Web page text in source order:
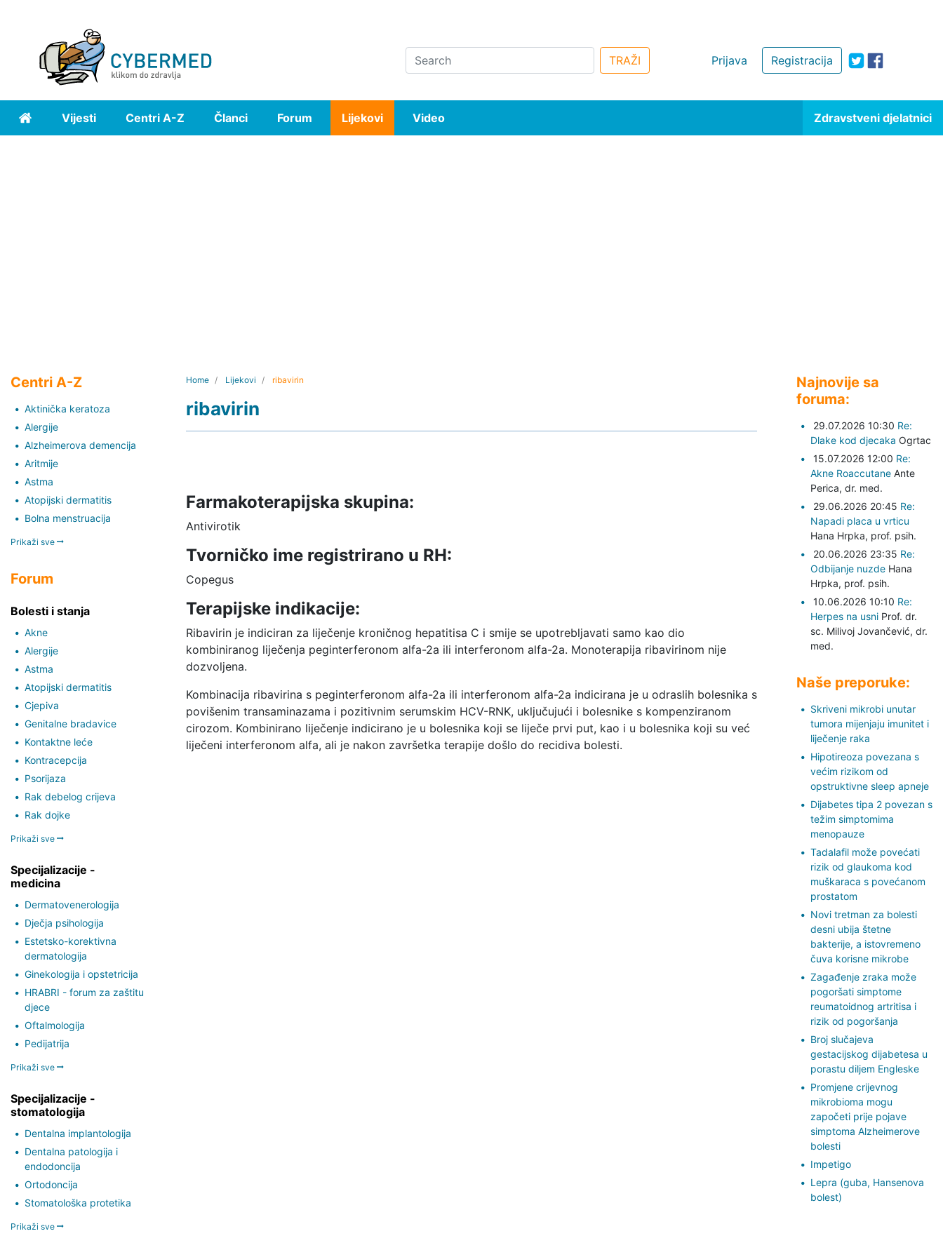
Registracija
Prijava
Search TRAŽI
Home Vijesti Centri A-Z Članci Forum Lijekovi Video Zdravstveni djelatnici
Centri A-Z
Aktinička keratoza
Alergije
Alzheimerova demencija
Aritmije
Astma
Atopijski dermatitis
Bolna menstruacija
Prikaži sve
Forum
Bolesti i stanja
Akne
Alergije
Astma
Atopijski dermatitis
Cjepiva
Genitalne bradavice
Kontaktne leće
Kontracepcija
Psorijaza
Rak debelog crijeva
Rak dojke
Prikaži sve
Specijalizacije -
medicina
Dermatovenerologija
Dječja psihologija
Estetsko-korektivna
dermatologija
Ginekologija i opstetricija
HRABRI - forum za zaštitu
djece
Oftalmologija
Pedijatrija
Prikaži sve
Specijalizacije -
stomatologija
Dentalna implantologija
Dentalna patologija i
endodoncija
Ortodoncija
Stomatološka protetika
Prikaži sve
Home Lijekovi ribavirin
ribavirin
Farmakoterapijska skupina:
Antivirotik
Tvorničko ime registrirano u RH:
Copegus
Terapijske indikacije:
Ribavirin je indiciran za liječenje kroničnog hepatitisa C i smije se upotrebljavati samo kao dio
kombiniranog liječenja peginterferonom alfa-2a ili interferonom alfa-2a. Monoterapija ribavirinom nije
dozvoljena.
Kombinacija ribavirina s peginterferonom alfa-2a ili interferonom alfa-2a indicirana je u odraslih bolesnika s
povišenim transaminazama i pozitivnim serumskim HCV-RNK, uključujući i bolesnike s kompenziranom
cirozom. Kombinirano liječenje indicirano je u bolesnika koji se liječe prvi put, kao i u bolesnika koji su već
liječeni interferonom alfa, ali je nakon završetka terapije došlo do recidiva bolesti.
Najnovije sa
foruma:
29.07.2026 10:30 Re:
Dlake kod djecaka Ogrtac
15.07.2026 12:00 Re:
Akne Roaccutane Ante
Perica, dr. med.
29.06.2026 20:45 Re:
Napadi placa u vrticu
Hana Hrpka, prof. psih.
20.06.2026 23:35 Re:
Odbijanje nuzde Hana
Hrpka, prof. psih.
10.06.2026 10:10 Re:
Herpes na usni Prof. dr.
sc. Milivoj Jovančević, dr.
med.
Naše preporuke:
Skriveni mikrobi unutar
tumora mijenjaju imunitet i
liječenje raka
Hipotireoza povezana s
većim rizikom od
opstruktivne sleep apneje
Dijabetes tipa 2 povezan s
težim simptomima
menopauze
Tadalafil može povećati
rizik od glaukoma kod
muškaraca s povećanom
prostatom
Novi tretman za bolesti
desni ubija štetne
bakterije, a istovremeno
čuva korisne mikrobe
Zagađenje zraka može
pogoršati simptome
reumatoidnog artritisa i
rizik od pogoršanja
Broj slučajeva
gestacijskog dijabetesa u
porastu diljem Engleske
Promjene crijevnog
mikrobioma mogu
započeti prije pojave
simptoma Alzheimerove
bolesti
Impetigo
Lepra (guba, Hansenova
bolest)